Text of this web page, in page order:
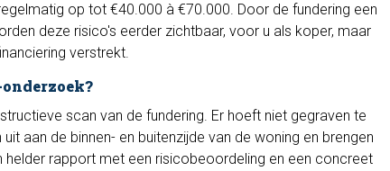
op tot €40.000 à €70.000. Door de fundering een
deze risico's eerder zichtbaar, voor u als koper, maar
verstrekt.
scan van de fundering. Er hoeft niet gegraven te
aan de binnen- en buitenzijde van de woning en brengen
helder rapport met een risicobeoordeling en een concreet